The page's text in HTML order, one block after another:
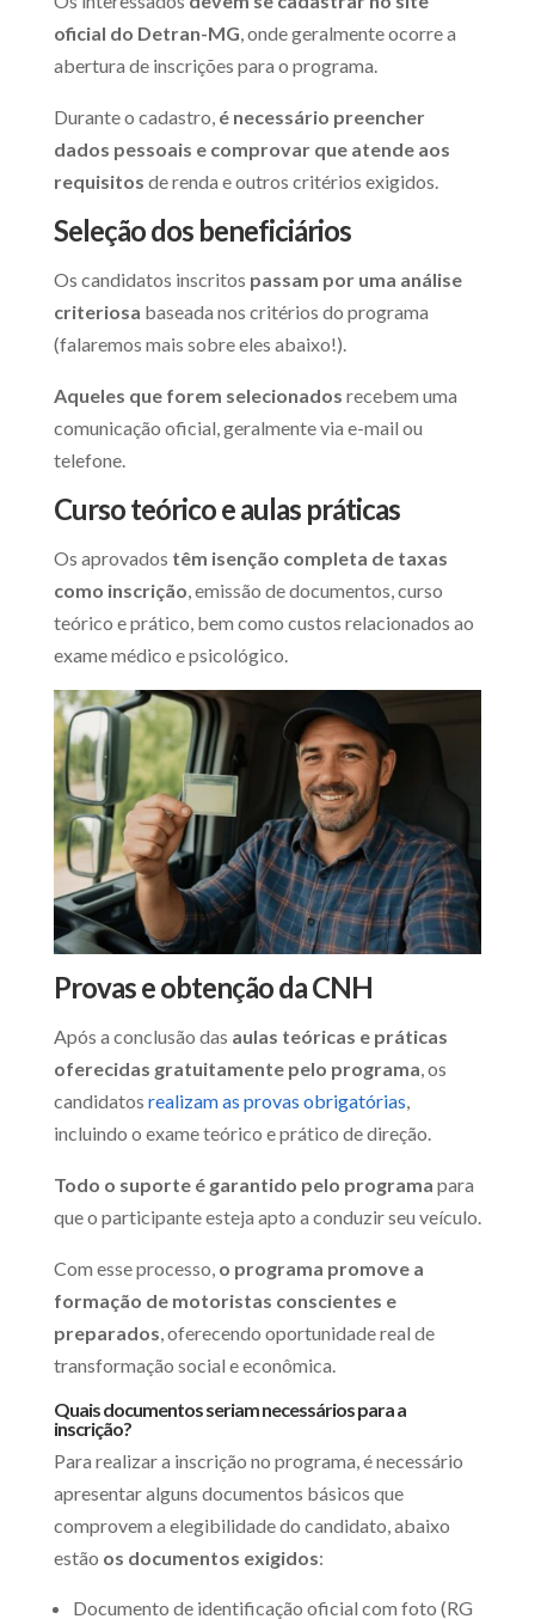
oficial do Detran-MG, onde geralmente ocorre a
abertura de inscrições para o programa.
Durante o cadastro, é necessário preencher
dados pessoais e comprovar que atende aos
requisitos de renda e outros critérios exigidos.
Seleção dos beneficiários
Os candidatos inscritos passam por uma análise
criteriosa baseada nos critérios do programa
(falaremos mais sobre eles abaixo!).
Aqueles que forem selecionados recebem uma
comunicação oficial, geralmente via e-mail ou
telefone.
Curso teórico e aulas práticas
Os aprovados têm isenção completa de taxas
como inscrição, emissão de documentos, curso
teórico e prático, bem como custos relacionados ao
exame médico e psicológico.
Provas e obtenção da CNH
Após a conclusão das aulas teóricas e práticas
oferecidas gratuitamente pelo programa, os
candidatos realizam as provas obrigatórias,
incluindo o exame teórico e prático de direção.
Todo o suporte é garantido pelo programa para
que o participante esteja apto a conduzir seu veículo.
Com esse processo, o programa promove a
formação de motoristas conscientes e
preparados, oferecendo oportunidade real de
transformação social e econômica.
Quais documentos seriam necessários para a
inscrição?
Para realizar a inscrição no programa, é necessário
apresentar alguns documentos básicos que
comprovem a elegibilidade do candidato, abaixo
estão os documentos exigidos:
Documento de identificação oficial com foto (RG